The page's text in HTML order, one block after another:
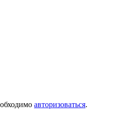
авторизоваться.